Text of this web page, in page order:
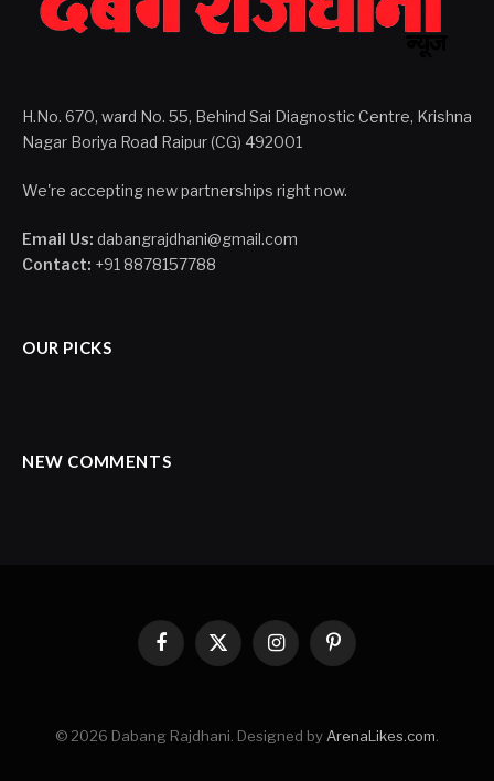
H.No. 670, ward No. 55, Behind Sai Diagnostic Centre, Krishna
Nagar Boriya Road Raipur (CG) 492001
We're accepting new partnerships right now.
Email Us: dabangrajdhani@gmail.com
Contact: +91 8878157788
OUR PICKS
NEW COMMENTS
Facebook
X
(Twitter)
InstagramPinterest
© 2026 Dabang Rajdhani. Designed by ArenaLikes.com